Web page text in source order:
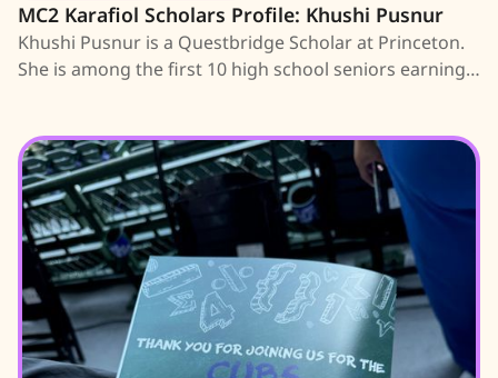
MC2 Karafiol Scholars Profile: Khushi Pusnur
Khushi Pusnur is a Questbridge Scholar at Princeton.
She is among the first 10 high school seniors earning